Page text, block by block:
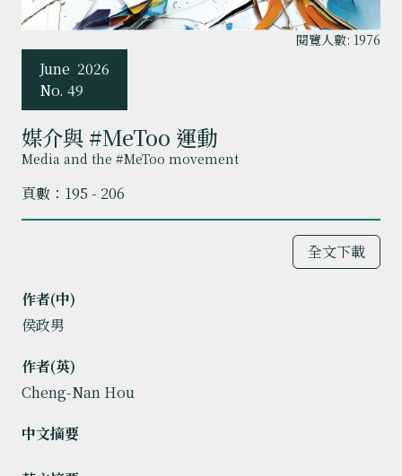
閱覽人數: 1976
June 2026
No. 49
媒介與 #MeToo 運動
Media and the #MeToo movement
頁數：195 - 206
全文下載
作者(中)
侯政男
作者(英)
Cheng-Nan Hou
中文摘要